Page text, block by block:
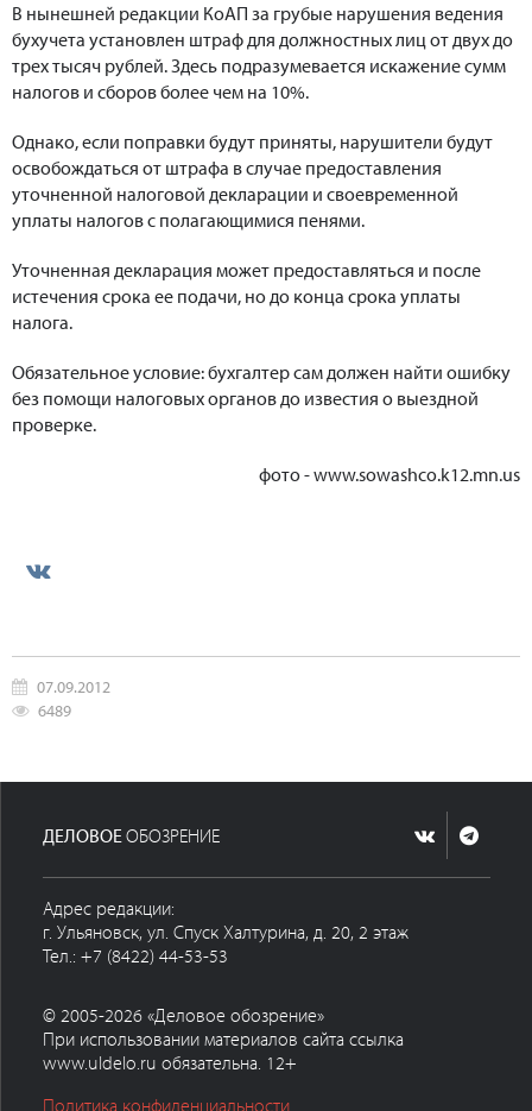
В нынешней редакции КоАП за грубые нарушения ведения
бухучета установлен штраф для должностных лиц от двух до
трех тысяч рублей. Здесь подразумевается искажение сумм
налогов и сборов более чем на 10%.
Однако, если поправки будут приняты, нарушители будут
освобождаться от штрафа в случае предоставления
уточненной налоговой декларации и своевременной
уплаты налогов с полагающимися пенями.
Уточненная декларация может предоставляться и после
истечения срока ее подачи, но до конца срока уплаты
налога.
Обязательное условие: бухгалтер сам должен найти ошибку
без помощи налоговых органов до известия о выездной
проверке.
фото - www.sowashco.k12.mn.us
07.09.2012
6489
ДЕЛОВОЕОБОЗРЕНИЕ
Адрес редакции:
г. Ульяновск, ул. Спуск Халтурина, д. 20, 2 этаж
Тел.: +7 (8422) 44-53-53
© 2005-2026 «Деловое обозрение»
При использовании материалов сайта ссылка
www.uldelo.ru обязательна. 12+
Политика конфиденциальности